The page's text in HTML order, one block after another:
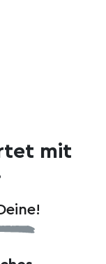
mit